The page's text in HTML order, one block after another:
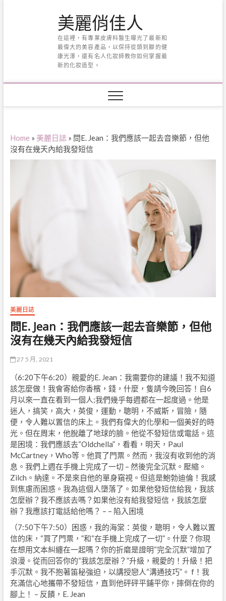
美麗俏佳人
在這裡，有專業皮膚科醫生曝光了最新和
最偉大的美容產品，以保持從頭到腳的健
康光澤，還有名人化妝師教你如何掌握最
新的化妝造型。
Home » 美麗日誌 » 問E. Jean：我們應該一起去音樂節，但他
沒有在幾天內給我發短信
美麗日誌
問E. Jean：我們應該一起去音樂節，但他
沒有在幾天內給我發短信
27 5 月, 2021
（6:20下午6:20）親愛的E. Jean：我需要你的建議！我不知道
該怎麼做！我會寄給你香檳，錢，什麼，隻請今晚回答！自6
月以來一直在看到一個人;我們幾乎每週都在一起度過。他是
迷人，搞笑，高大，英俊，運動，聰明，不威斯，冒險，隨
便，令人難以置信的床上。我們有偉大的化學和一個美好的時
光。但在周末，他脫離了地球的臉。他從不發短信或電話。這
是困境：我們應該去“Oldchella”，看看，明天，Paul
McCartney，Who等。他買了門票。然而，我沒有收到他的消
息。我們上週在手機上完成了一切 – 然後完全沉默。壓縮。
Zilch。納達。不是來自他的單身窺視。但這是鮑勃迪倫！我感
到焦慮而困惑。我為這個人墮落了。如果他發短信給我，我該
怎麼辦？我不應該去嗎？如果他沒有給我發短信，我該怎麼
辦？我應該打電話給他嗎？ – – 陷入困境
（7:50下午7:50）困惑，我的海棠：英俊，聰明，令人難以置
信的床，“買了門票，”和“在手機上完成了一切”。什麼？你現
在想用文本糾纏在一起嗎？你的折磨是證明“完全沉默”增加了
浪漫。從而回答你的“我該怎麼辦？”升級，親愛的！升級！把
手沉默。我不抱著笛秘強迫，以講授戀人“溝通技巧”。 f！我
充滿信心地攜帶不發短信，直到他砰砰平鋪平你，摔倒在你的
腳上！ – 反饋，E. Jean